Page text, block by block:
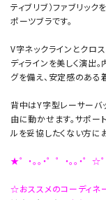
ティブリブ）ファブリッ
ポーツブラです。
V字ネックラインとクロ
ディラインを美しく演出
グを備え、安定感のある
背中はY字型レーサーバ
由に動かせます。サポー
ルを妥協したくない方に
★゜・。。・゜゜・。。・゜☆゜
☆おススメのコーディネ